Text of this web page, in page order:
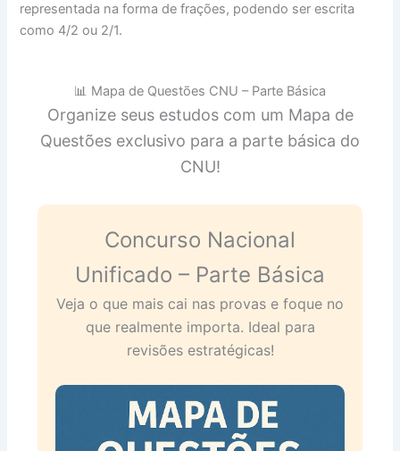
representada na forma de frações, podendo ser escrita
como 4/2 ou 2/1.
📊 Mapa de Questões CNU – Parte Básica
Organize seus estudos com um Mapa de
Questões exclusivo para a parte básica do
CNU!
Concurso Nacional
Unificado – Parte Básica
Veja o que mais cai nas provas e foque no
que realmente importa. Ideal para
revisões estratégicas!